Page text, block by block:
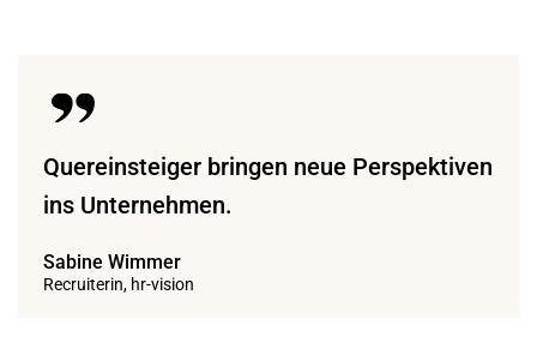
Quereinsteiger bringen neue Perspektiven
ins Unternehmen.
Sabine Wimmer
Recruiterin, hr-vision